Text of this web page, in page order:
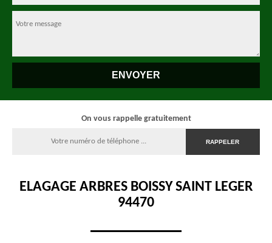
On vous rappelle gratuitement
ELAGAGE ARBRES BOISSY SAINT LEGER
94470